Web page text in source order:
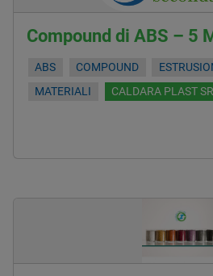
Compound di ABS – 5
ABS COMPOUND
MATERIALI
CALDARA PLAST